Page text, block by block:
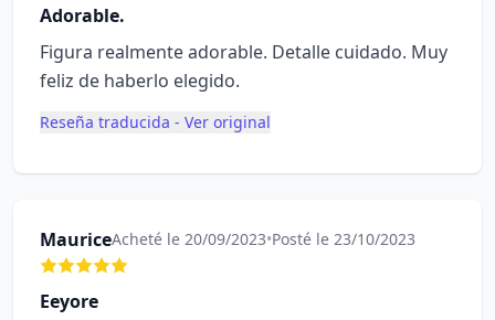
Adorable.
Figura realmente adorable. Detalle cuidado. Muy
feliz de haberlo elegido.
Reseña traducida - Ver original
MauriceAcheté le 20/09/2023•Posté le 23/10/2023
Eeyore